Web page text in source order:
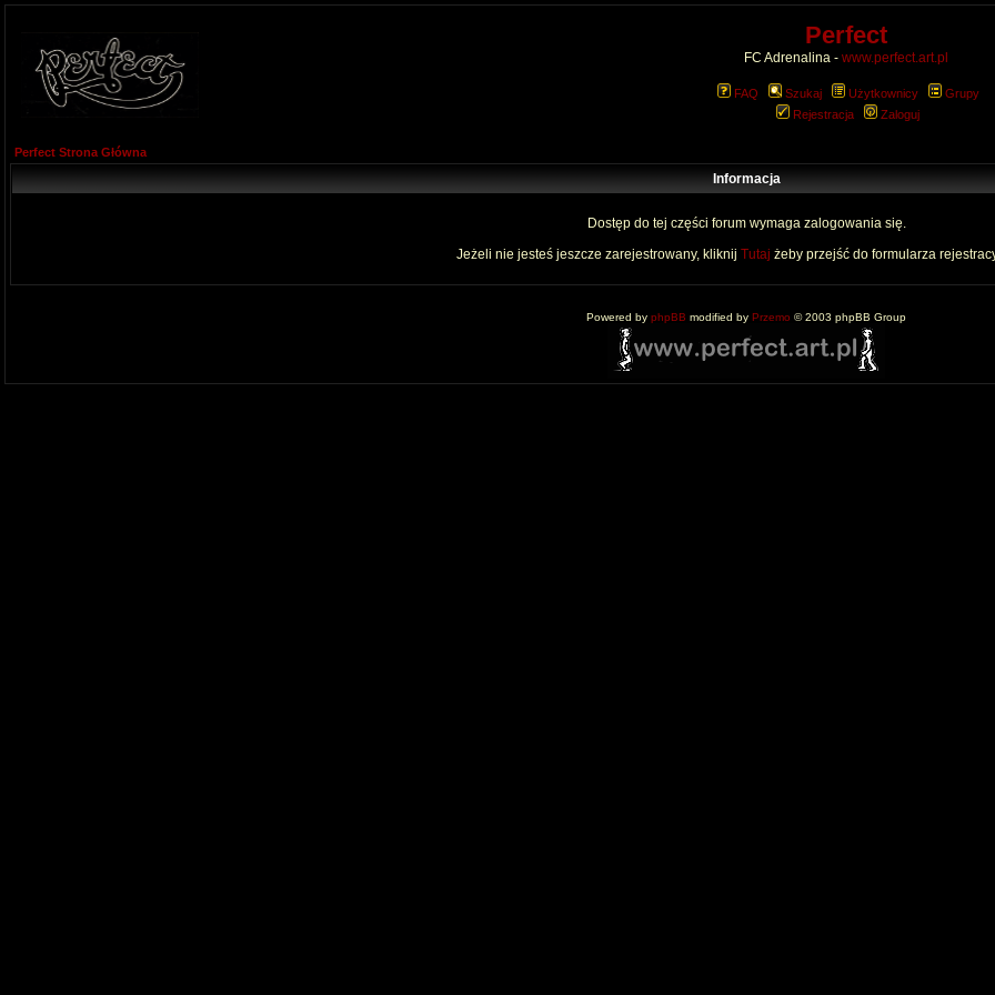
Perfect
FC Adrenalina - www.perfect.art.pl
FAQ Szukaj Użytkownicy
Grupy
Rejestracja
Zaloguj
Perfect Strona Główna
Informacja
Dostęp do tej części forum wymaga zalogowania się.
Jeżeli nie jesteś jeszcze zarejestrowany, kliknij Tutaj żeby przejść do formularza
Powered by phpBB modified by Przemo © 2003 phpBB Group